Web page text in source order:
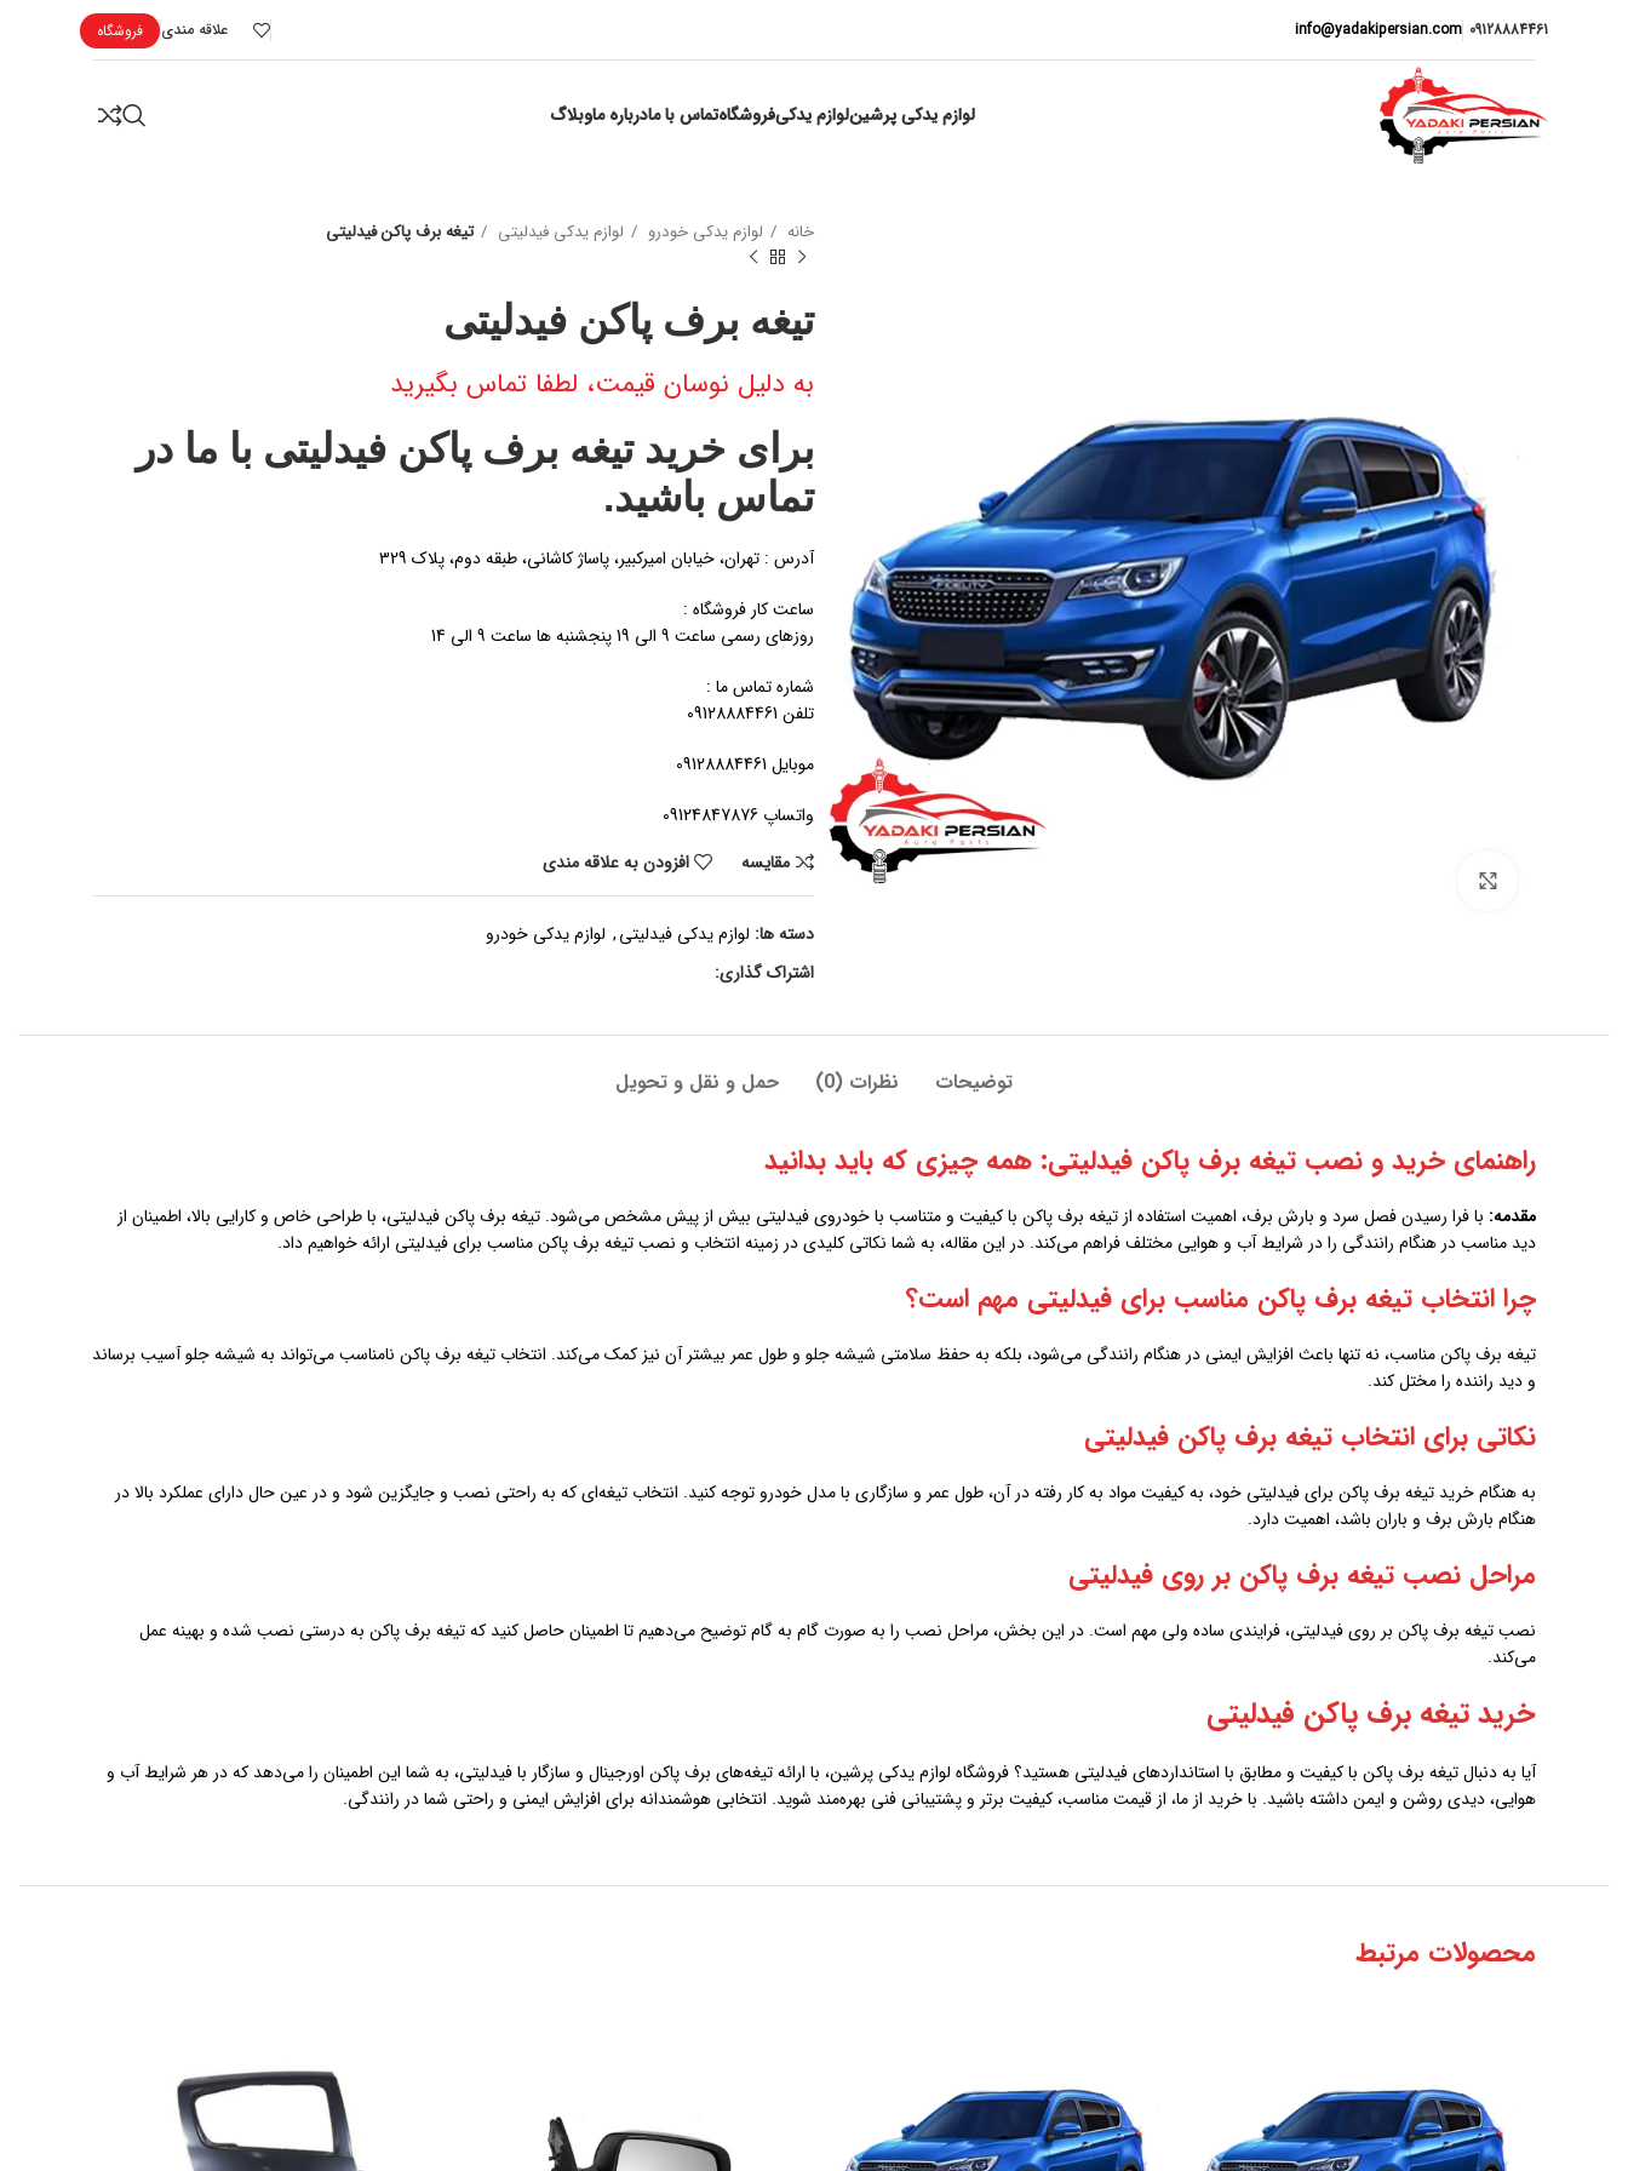
09128884461
info@yadakipersian.com علاقه مندی فروشگاه
لوازم یدکی پرشینلوازم یدکیفروشگاهتماس با مادرباره ماوبلاگ
خانه لوازم یدکی خودرو لوازم یدکی فیدلیتی تیغه برف پاکن فیدلیتی
تیغه برف پاکن فیدلیتی
به دلیل نوسان قیمت، لطفا تماس بگیرید
برای خرید تیغه برف پاکن فیدلیتی با ما در
تماس باشید.
آدرس : تهران، خیابان امیرکبیر، پاساژ کاشانی، طبقه دوم، پلاک 329
ساعت کار فروشگاه :
روزهای رسمی ساعت 9 الی 19 پنجشنبه ها ساعت 9 الی 14
شماره تماس ما :
تلفن 09128884461
موبایل 09128884461
واتساپ 09124847876
مقايسه
افزودن به علاقه مندی
دسته ها: لوازم یدکی فیدلیتی, لوازم یدکی خودرو
اشتراک گذاری:
توضیحات نظرات (0) حمل و نقل و تحویل
راهنمای خرید و نصب تیغه برف پاکن فیدلیتی: همه چیزی که باید بدانید
مقدمه: با فرا رسیدن فصل سرد و بارش برف، اهمیت استفاده از تیغه برف پاکن با کیفیت و متناسب با خودروی فیدلیتی بیش از پیش مشخص می‌شود. تیغه برف پاکن فیدلیتی، با طراحی خاص و کارایی بالا، اطمینان از
دید مناسب در هنگام رانندگی را در شرایط آب و هوایی مختلف فراهم می‌کند. در این مقاله، به شما نکاتی کلیدی در زمینه انتخاب و نصب تیغه برف پاکن مناسب برای فیدلیتی ارائه خواهیم داد.
چرا انتخاب تیغه برف پاکن مناسب برای فیدلیتی مهم است؟
تیغه برف پاکن مناسب، نه تنها باعث افزایش ایمنی در هنگام رانندگی می‌شود، بلکه به حفظ سلامتی شیشه جلو و طول عمر بیشتر آن نیز کمک می‌کند. انتخاب تیغه برف پاکن نامناسب می‌تواند به شیشه جلو آسیب برساند
و دید راننده را مختل کند.
نکاتی برای انتخاب تیغه برف پاکن فیدلیتی
به هنگام خرید تیغه برف پاکن برای فیدلیتی خود، به کیفیت مواد به کار رفته در آن، طول عمر و سازگاری با مدل خودرو توجه کنید. انتخاب تیغه‌ای که به راحتی نصب و جایگزین شود و در عین حال دارای عملکرد بالا در
هنگام بارش برف و باران باشد، اهمیت دارد.
مراحل نصب تیغه برف پاکن بر روی فیدلیتی
نصب تیغه برف پاکن بر روی فیدلیتی، فرایندی ساده ولی مهم است. در این بخش، مراحل نصب را به صورت گام به گام توضیح می‌دهیم تا اطمینان حاصل کنید که تیغه برف پاکن به درستی نصب شده و بهینه عمل
می‌کند.
خرید تیغه برف پاکن فیدلیتی
آیا به دنبال تیغه برف پاکن با کیفیت و مطابق با استانداردهای فیدلیتی هستید؟ فروشگاه لوازم یدکی پرشین، با ارائه تیغه‌های برف پاکن اورجینال و سازگار با فیدلیتی، به شما این اطمینان را می‌دهد که در هر شرایط آب و
هوایی، دیدی روشن و ایمن داشته باشید. با خرید از ما، از قیمت مناسب، کیفیت برتر و پشتیبانی فنی بهره‌مند شوید. انتخابی هوشمندانه برای افزایش ایمنی و راحتی شما در رانندگی.
محصولات مرتبط